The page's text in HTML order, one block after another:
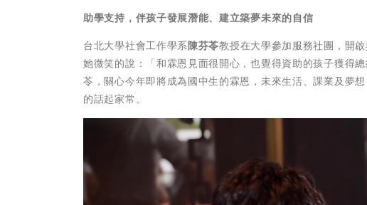
助學支持，伴孩子發展潛能、建立築夢未來的自信
台北大學社會工作學系陳芬苓教授在大學參加服務社團，開
她微笑的說：「和霖恩見面很開心，也覺得資助的孩子獲得
苓，關心今年即將成為國中生的霖恩，未來生活、課業及夢
的話起家常。